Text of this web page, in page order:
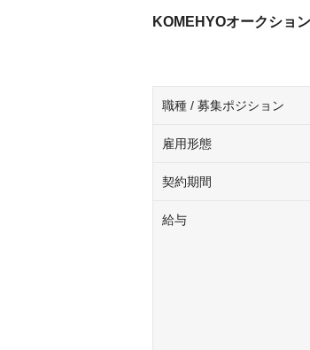
KOMEHYOオークショ
職種 / 募集ポジション
雇用形態
契約期間
給与